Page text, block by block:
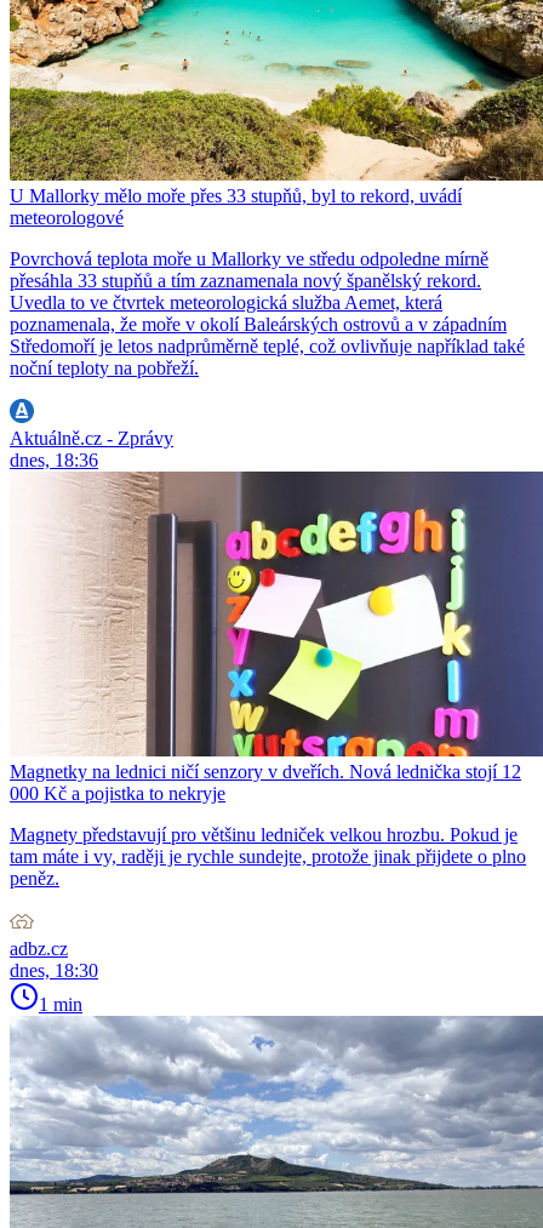
U Mallorky mělo moře přes 33 stupňů, byl to rekord, uvádí
meteorologové
Povrchová teplota moře u Mallorky ve středu odpoledne mírně
přesáhla 33 stupňů a tím zaznamenala nový španělský rekord.
Uvedla to ve čtvrtek meteorologická služba Aemet, která
poznamenala, že moře v okolí Baleárských ostrovů a v západním
Středomoří je letos nadprůměrně teplé, což ovlivňuje například také
noční teploty na pobřeží.
Aktuálně.cz - Zprávy
dnes, 18:36
Magnetky na lednici ničí senzory v dveřích. Nová lednička stojí 12
000 Kč a pojistka to nekryje
Magnety představují pro většinu ledniček velkou hrozbu. Pokud je
tam máte i vy, raději je rychle sundejte, protože jinak přijdete o plno
peněz.
adbz.cz
dnes, 18:30
1 min